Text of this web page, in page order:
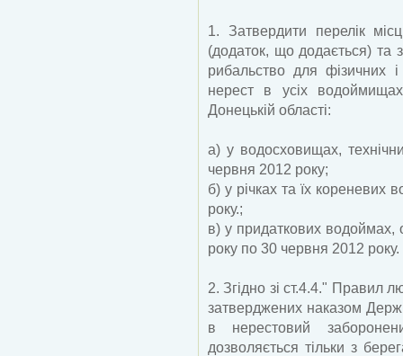
1. Затвердити перелік
(додаток, що додається) та
рибальство для фізичних
нерест в усіх
Донецькій області:
а) у водосховищах,
червня 2012 року;
б) у річках та їх кореневих
року.;
в) у придаткових водоймах,
року по 30 червня 2012 року.
2. Згідно зі ст.4.4." Правил
затверджених наказом
в нерестовий
дозволяється тільки з